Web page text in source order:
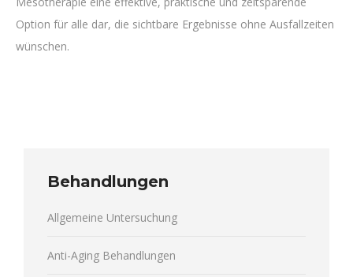
Option für alle dar, die sichtbare Ergebnisse ohne Ausfallzeiten
wünschen.
Behandlungen
Allgemeine Untersuchung
Anti-Aging Behandlungen